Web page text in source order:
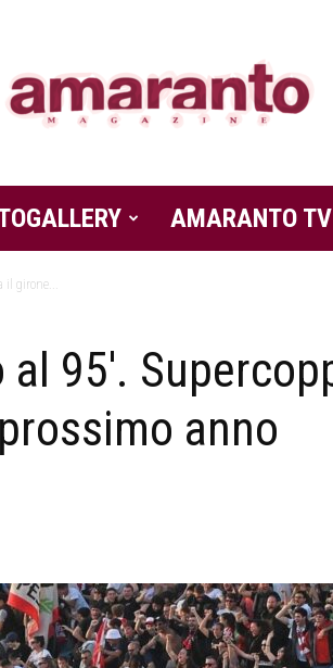
Amaranto
Magazine
AMARANTO TV
il girone...
95′.
anno